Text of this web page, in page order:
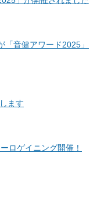
「音健アワード2025」
ます
ロゲイニング開催！